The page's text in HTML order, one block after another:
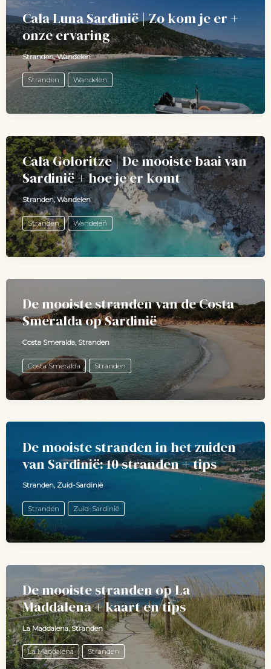
Cala Luna Sardinië | Zo kom je er +
onze ervaring
Stranden,Wandelen
Stranden Wandelen
Cala Goloritze | De mooiste baai van
Sardinië + hoe je er komt
Stranden,Wandelen
Stranden Wandelen
De mooiste stranden van de Costa
Smeralda op Sardinië
Costa Smeralda, Stranden
Costa Smeralda Stranden
De mooiste stranden in het zuiden
van Sardinië: 10 stranden + tips
Stranden, Zuid-Sardinië
Stranden Zuid-Sardinië
De mooiste stranden op La
Maddalena + kaart en tips
La Maddalena,Stranden
La Maddalena Stranden